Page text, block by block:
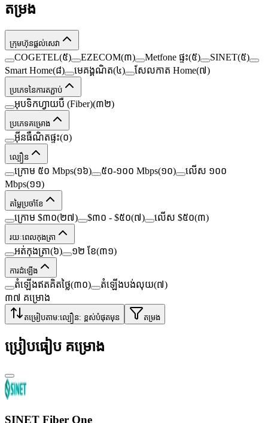
តម្រង
ក្រុមហ៊ុនផ្តល់សេវា
COGETEL(៥) EZECOM(៣) Metfone ផ្ទះ(៥) SINET(៥)
Smart Home(៨) មេគង្គណិត(៤) សែលកាត Home(៧)
ប្រភេទនៃការតភ្ជាប់
អុបទិកហ្វាយបឺ (Fiber)(៣២)
ប្រភេទគម្រោង
អ៊ីនធឺណិតផ្ទះ(០)
ល្បឿន
ក្រោម ៥០ Mbps(១៦) ៥០-១០០ Mbps(១០)
លើស ១០០
Mbps(១១)
តម្លៃប្រចាំខែ
ក្រោម $៣០(២៧) $៣០ - $៥០(៧) លើស $៥០(៣)
រយៈពេលកុងត្រា
អត់កុងត្រា(៦) ១២ ខែ(៣១)
ការដំឡើង
តំឡើងឥតគិតថ្លៃ(៣០) តំឡើងបង់លុយ(៧)
៣៧ គម្រោង
តម្រៀបតាម:ល្បឿន: ខ្ពស់បំផុតមុន តម្រង
ប្រៀបធៀប គម្រោង
SINET Fiber One